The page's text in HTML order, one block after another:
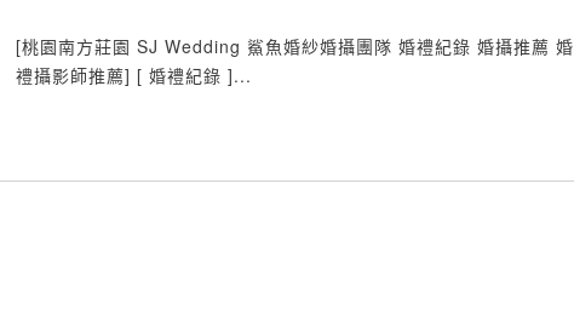
[桃園南方莊園 SJ Wedding 鯊魚婚紗婚攝團隊 婚禮紀錄 婚攝推薦 婚
禮攝影師推薦] [ 婚禮紀錄 ]...